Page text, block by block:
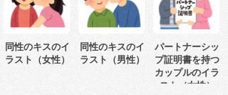
同性のキスのイ
ラスト（女性）
同性のキスのイ
ラスト（男性）
パートナーシッ
プ証明書を持つ
カップルのイラ
スト（女性）